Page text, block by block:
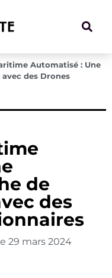
Automatisé : Une
des Drones
de
des
29 mars 2024